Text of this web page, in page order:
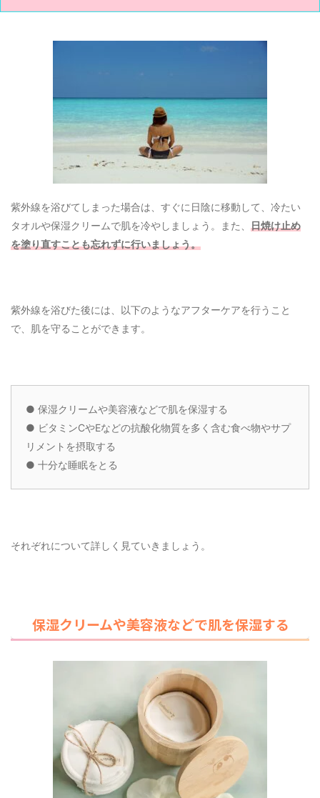
紫外線を浴びてしまった場合は、すぐに日陰に移動して、冷たい
タオルや保湿クリームで肌を冷やしましょう。また、 日焼け止め
を塗り直すことも忘れずに行いましょう。
紫外線を浴びた後には、以下のようなアフターケアを行うこと
で、肌を守ることができます。
● 保湿クリームや美容液などで肌を保湿する
● ビタミンCやEなどの抗酸化物質を多く含む食べ物やサプ
リメントを摂取する
● 十分な睡眠をとる
それぞれについて詳しく見ていきましょう。
保湿クリームや美容液などで肌を保湿する